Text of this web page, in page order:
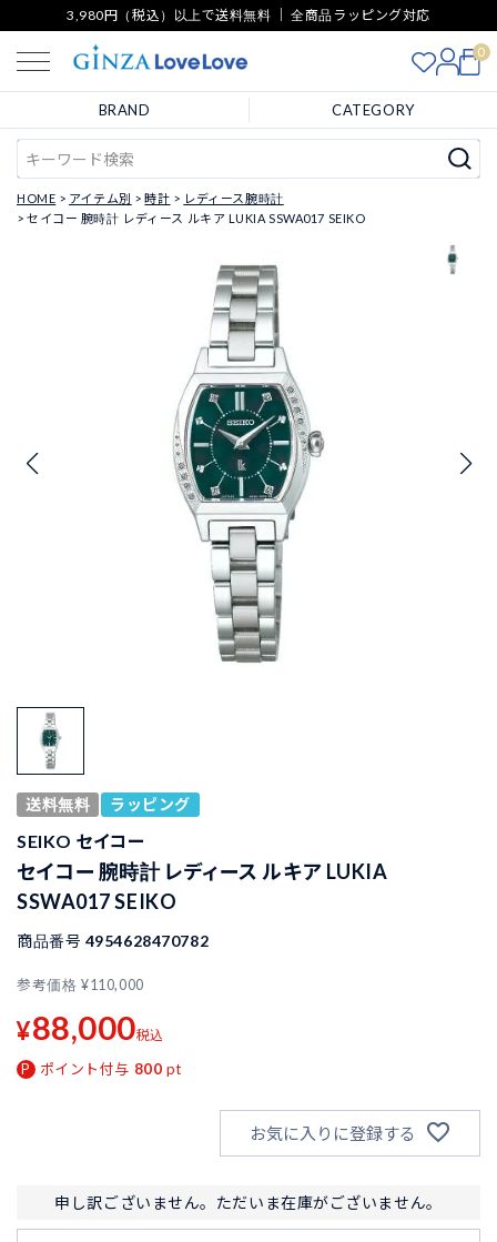
3,980円（税込）以上で送料無料 ｜ 全商品ラッピング対応
0
BRAND CATEGORY
HOME アイテム別 時計
レディース腕時計
セイコー 腕時計 レディース ルキア LUKIA SSWA017 SEIKO
送料無料 ラッピング
SEIKO セイコー
セイコー 腕時計 レディース ルキア LUKIA
SSWA017 SEIKO
商品番号 4954628470782
参考価格 ¥110,000
¥88,000税込
ポイント付与 800 pt
お気に入りに登録する
申し訳ございません。ただいま在庫がございません。